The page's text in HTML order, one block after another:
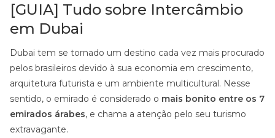
[GUIA] Tudo sobre Intercâmbio
em Dubai
Dubai tem se tornado um destino cada vez mais procurado
pelos brasileiros devido à sua economia em crescimento,
arquitetura futurista e um ambiente multicultural. Nesse
sentido, o emirado é considerado o mais bonito entre os 7
emirados árabes, e chama a atenção pelo seu turismo
extravagante.